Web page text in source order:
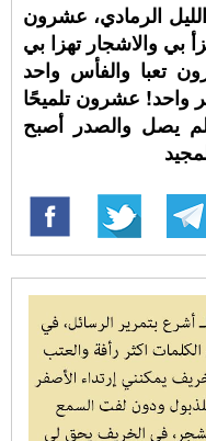
الرمادي، عشرون
بي والاشجار تهزا بي
تعبا والفأس واحد
واحد! عشرون تلميحًا
يصل والصدر أصبح